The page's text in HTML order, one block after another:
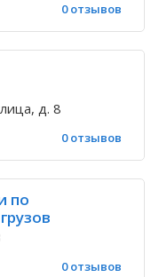
0 отзывов
д. 8
0 отзывов
по
0 отзывов